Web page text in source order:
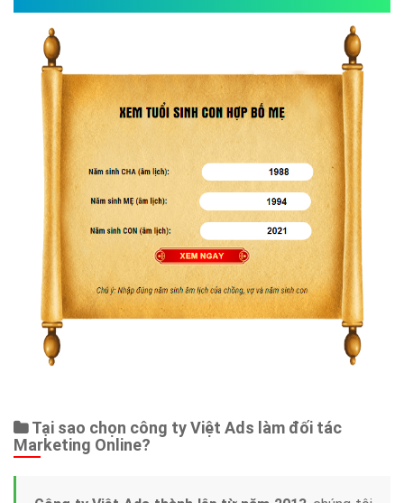
Bảng giá
Web Store
Dịch vụ liên quan
Other Ads
Quảng Cáo Google
App